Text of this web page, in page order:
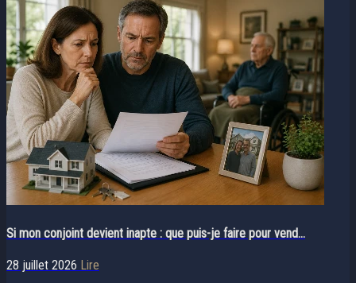
Si mon conjoint devient inapte : que puis-je faire pour vend...
28 juillet 2026 Lire